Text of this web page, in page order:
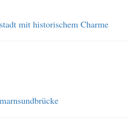
mit historischem Charme